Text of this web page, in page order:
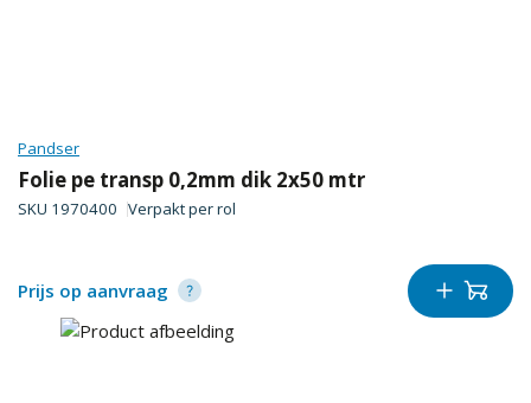
Pandser
Folie pe transp 0,2mm dik 2x50 mtr
SKU 1970400 Verpakt perrol
Prijs op aanvraag